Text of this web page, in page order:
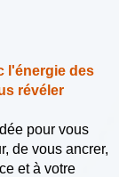
l'énergie des
révéler
pour vous
de vous ancrer,
et à votre